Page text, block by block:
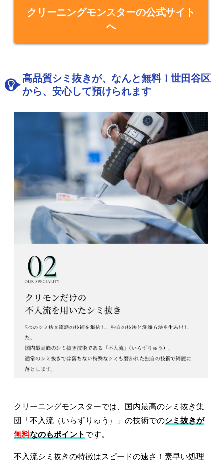
クリーニングモンスターの公式サイト
へ
高品質シミ抜きが、なんと無料！世田谷区
から、安心して預けられます
クリーニングモンスターでは、国内最高のシミ抜き集
団「不入流（いらずりゅう）」の技術でのシミ抜きが
無料なのもポイント です。
不入流シミ抜きの特徴はスピードの速さ！素早い処理